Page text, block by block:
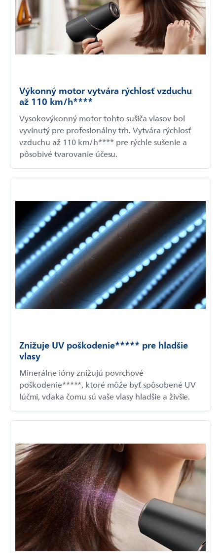
Výkonný motor vytvára rýchlosť vzduchu
až 110 km/h****
Vysokovýkonný motor tohto sušiča vlasov bol
vyvinutý pre profesionálny trh. Vytvára rýchlosť
vzduchu až 110 km/h**** pre rýchle sušenie a
pôsobivé tvarovanie účesu.
Znižuje UV poškodenie***** pre hladšie
vlasy
Minerálne ióny znižujú povrchové
poškodenie*****, ktoré môže byť spôsobené UV
lúčmi, vďaka čomu sú vaše vlasy hladšie a živšie.